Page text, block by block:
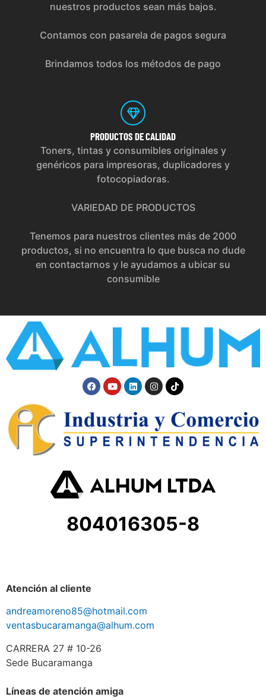
nuestros productos sean más bajos.
Contamos con pasarela de pagos segura
Brindamos todos los métodos de pago
PRODUCTOS DE CALIDAD
Toners, tintas y consumibles originales y
genéricos para impresoras, duplicadores y
fotocopiadoras.
VARIEDAD DE PRODUCTOS
Tenemos para nuestros clientes más de 2000
productos, si no encuentra lo que busca no dude
en contactarnos y le ayudamos a ubicar su
consumible
804016305-8
Atención al cliente
andreamoreno85@hotmail.com
ventasbucaramanga@alhum.com
CARRERA 27 # 10-26
Sede Bucaramanga
Líneas de atención amiga